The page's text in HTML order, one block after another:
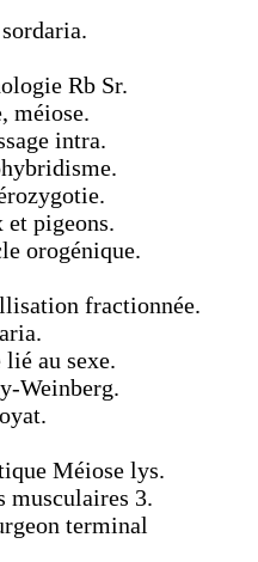
Rb Sr.
méiose.
intra.
et pigeons.
orogénique.
fractionnée.
au sexe.
Weinberg.
Méiose lys.
musculaires 3.
terminal